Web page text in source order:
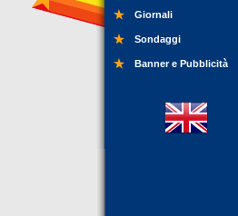
Giornali
Sondaggi
Banner e Pubblicità